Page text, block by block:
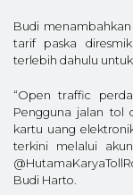
Budi
tarif paska
terlebih dahulu
“Open traffic
Pengguna jalan tol
kartu uang
terkini melalui
Budi Harto.